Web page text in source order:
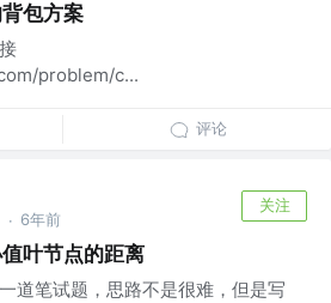
包方案
problem/c...
评论
· 6年前
关注
叶节点的距离
道笔试题，思路不是很难，但是写